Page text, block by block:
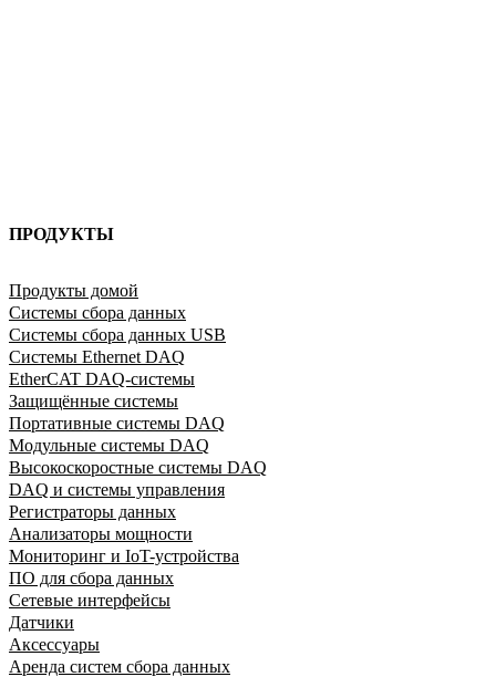
ПРОДУКТЫ
Продукты домой
Системы сбора данных
Системы сбора данных USB
Системы Ethernet DAQ
EtherCAT DAQ-системы
Защищённые системы
Портативные системы DAQ
Модульные системы DAQ
Высокоскоростные системы DAQ
DAQ и системы управления
Регистраторы данных
Анализаторы мощности
Мониторинг и IoT-устройства
ПО для сбора данных
Сетевые интерфейсы
Датчики
Аксессуары
Аренда систем сбора данных